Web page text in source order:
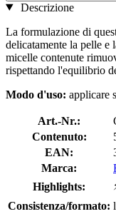
Descrizione
La formulazione di
delicatamente la pelle e
micelle contenute
rispettando l'equilibrio
Modo d'uso: applicare
Art.-Nr.:
Contenuto:
EAN:
Marca:
Highlights:
Consistenza/formato: